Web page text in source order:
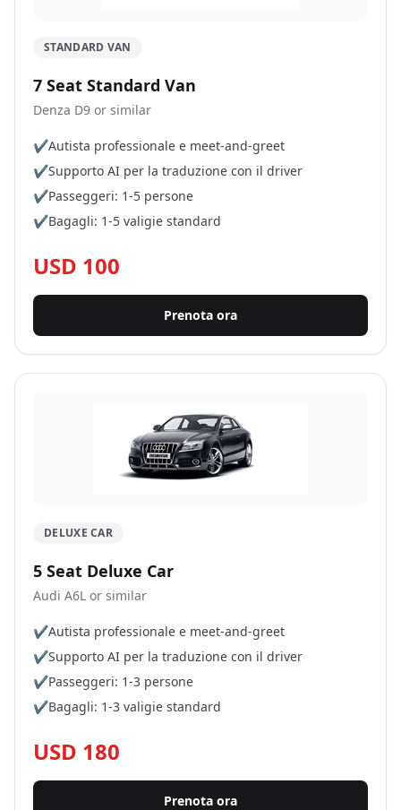
STANDARD VAN
7 Seat Standard Van
Denza D9 or similar
✔Autista professionale e meet-and-greet
✔Supporto AI per la traduzione con il driver
✔Passeggeri: 1-5 persone
✔Bagagli: 1-5 valigie standard
USD 100
Prenota ora
DELUXE CAR
5 Seat Deluxe Car
Audi A6L or similar
✔Autista professionale e meet-and-greet
✔Supporto AI per la traduzione con il driver
✔Passeggeri: 1-3 persone
✔Bagagli: 1-3 valigie standard
USD 180
Prenota ora